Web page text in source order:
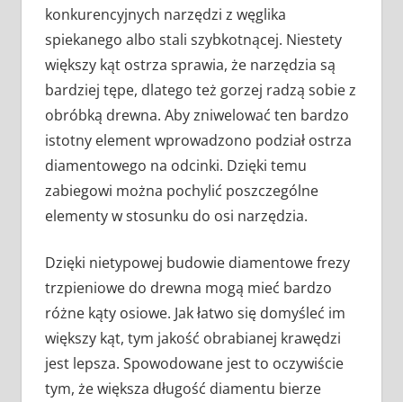
konkurencyjnych narzędzi z węglika
spiekanego albo stali szybkotnącej. Niestety
większy kąt ostrza sprawia, że narzędzia są
bardziej tępe, dlatego też gorzej radzą sobie z
obróbką drewna. Aby zniwelować ten bardzo
istotny element wprowadzono podział ostrza
diamentowego na odcinki. Dzięki temu
zabiegowi można pochylić poszczególne
elementy w stosunku do osi narzędzia.
Dzięki nietypowej budowie diamentowe frezy
trzpieniowe do drewna mogą mieć bardzo
różne kąty osiowe. Jak łatwo się domyśleć im
większy kąt, tym jakość obrabianej krawędzi
jest lepsza. Spowodowane jest to oczywiście
tym, że większa długość diamentu bierze